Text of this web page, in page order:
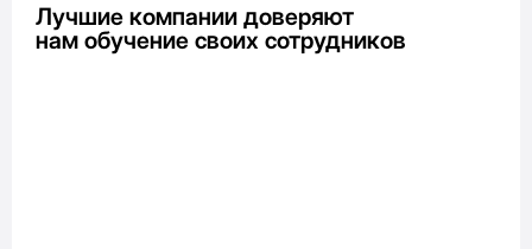
Лучшие компании доверяют
нам обучение своих сотрудников